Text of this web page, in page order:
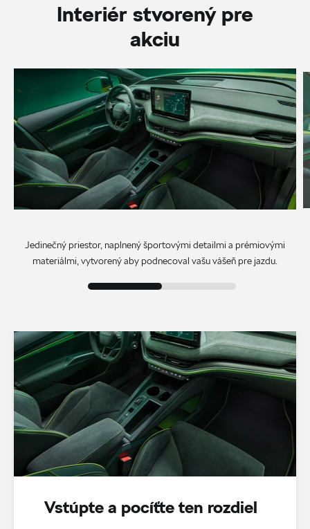
Interiér stvorený pre
akciu
Jedinečný priestor, naplnený športovými detailmi a prémiovými
materiálmi, vytvorený aby podnecoval vašu vášeň pre jazdu.
Vstúpte a pocíťte ten rozdiel